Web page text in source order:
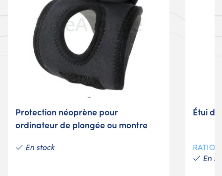
Protection néoprène pour
ordinateur de plongée ou montre
En stock
Étui
RATIO
En